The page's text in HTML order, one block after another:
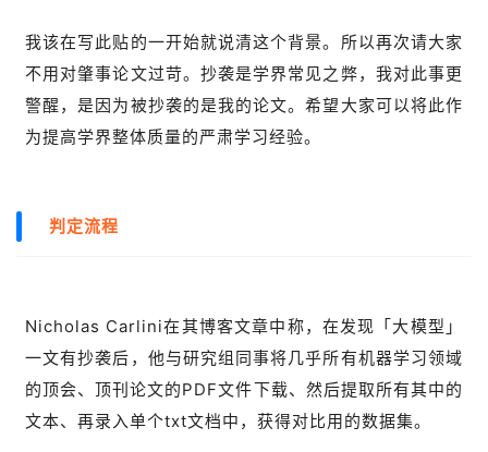
我该在写此贴的一开始就说清这个背景。所以再次请大家
不用对肇事论文过苛。抄袭是学界常见之弊，我对此事更
警醒，是因为被抄袭的是我的论文。希望大家可以将此作
为提高学界整体质量的严肃学习经验。
判定流程
Nicholas Carlini在其博客文章中称，在发现「大模型」
一文有抄袭后，他与研究组同事将几乎所有机器学习领域
的顶会、顶刊论文的PDF文件下载、然后提取所有其中的
文本、再录入单个txt文档中，获得对比用的数据集。